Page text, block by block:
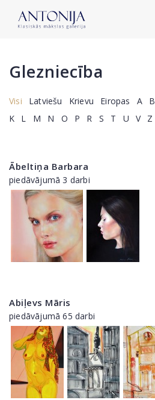
Glezniecība
Visi Latviešu Krievu Eiropas A B
K
L M N O P R S T U V Z
Ābeltiņa Barbara
piedāvājumā 3 darbi
Abiļevs Māris
piedāvājumā 65 darbi